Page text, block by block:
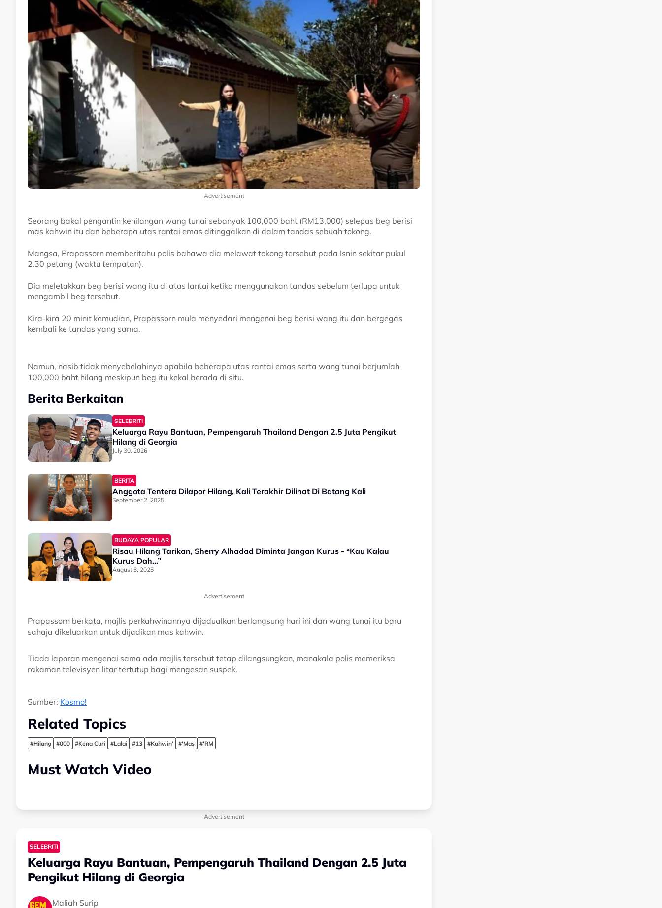
Advertisement
Seorang bakal pengantin kehilangan wang tunai sebanyak 100,000 baht (RM13,000) selepas beg berisi
mas kahwin itu dan beberapa utas rantai emas ditinggalkan di dalam tandas sebuah tokong.
Mangsa, Prapassorn memberitahu polis bahawa dia melawat tokong tersebut pada Isnin sekitar pukul
2.30 petang (waktu tempatan).
Dia meletakkan beg berisi wang itu di atas lantai ketika menggunakan tandas sebelum terlupa untuk
mengambil beg tersebut.
Kira-kira 20 minit kemudian, Prapassorn mula menyedari mengenai beg berisi wang itu dan bergegas
kembali ke tandas yang sama.
Namun, nasib tidak menyebelahinya apabila beberapa utas rantai emas serta wang tunai berjumlah
100,000 baht hilang meskipun beg itu kekal berada di situ.
Berita Berkaitan
SELEBRITI
Keluarga Rayu Bantuan, Pempengaruh Thailand Dengan 2.5 Juta Pengikut
Hilang di Georgia
July 30, 2026
BERITA
Anggota Tentera Dilapor Hilang, Kali Terakhir Dilihat Di Batang Kali
September 2, 2025
BUDAYA POPULAR
Risau Hilang Tarikan, Sherry Alhadad Diminta Jangan Kurus - “Kau Kalau
Kurus Dah…”
August 3, 2025
Advertisement
Prapassorn berkata, majlis perkahwinannya dijadualkan berlangsung hari ini dan wang tunai itu baru
sahaja dikeluarkan untuk dijadikan mas kahwin.
Tiada laporan mengenai sama ada majlis tersebut tetap dilangsungkan, manakala polis memeriksa
rakaman televisyen litar tertutup bagi mengesan suspek.
Sumber: Kosmo!
Related Topics
#Hilang #000 #Kena Curi #Lalai #13 #Kahwin' #'Mas #'RM
Must Watch Video
Advertisement
SELEBRITI
Keluarga Rayu Bantuan, Pempengaruh Thailand Dengan 2.5 Juta
Pengikut Hilang di Georgia
Maliah Surip